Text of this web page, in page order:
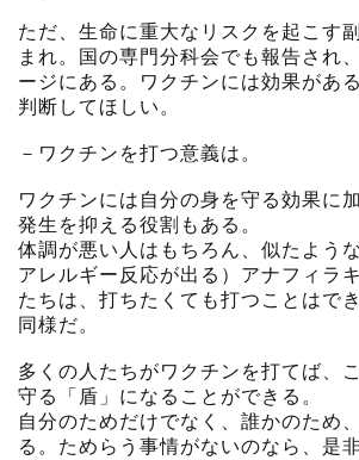
ただ、生命に重大なリスクを起こす
まれ。国の専門分科会でも報告され
ージにある。ワクチンには効果があ
判断してほしい。
－ワクチンを打つ意義は。
ワクチンには自分の身を守る効果に
発生を抑える役割もある。
体調が悪い人はもちろん、似たよう
アレルギー反応が出る）アナフィラ
たちは、打ちたくても打つことはで
同様だ。
多くの人たちがワクチンを打てば、
守る「盾」になることができる。
自分のためだけでなく、誰かのため
る。ためらう事情がないのなら、是